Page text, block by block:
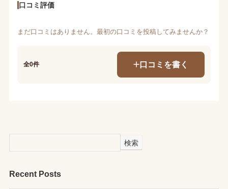
口コミ評価
まだ口コミはありません。最初の口コミを投稿してみませんか？
全0件 口コミを書く
検索
Recent Posts